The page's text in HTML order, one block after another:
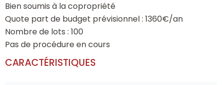
Bien soumis à la copropriété
Quote part de budget prévisionnel : 1360€/an
Nombre de lots : 100
Pas de procédure en cours
CARACTÉRISTIQUES